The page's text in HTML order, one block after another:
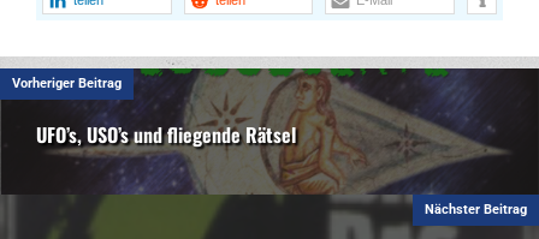
Vorheriger Beitrag
UFO’s, USO’s und fliegende Rätsel
Nächster Beitrag